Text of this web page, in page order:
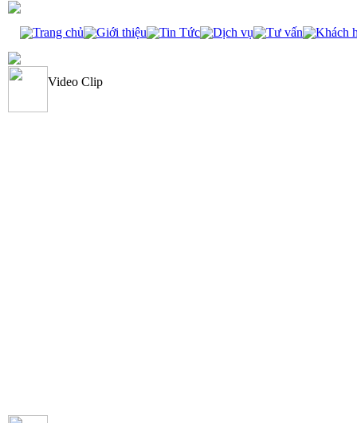
Trang chủ Giới thiệu Tin Tức Dịch vụ Tư vấn Khách
Video Clip